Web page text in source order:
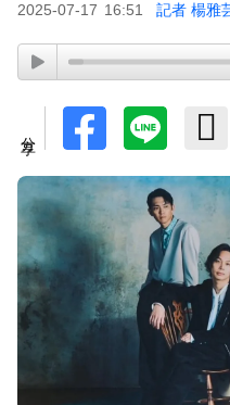
2025-07-17 16:51 記者 楊雅